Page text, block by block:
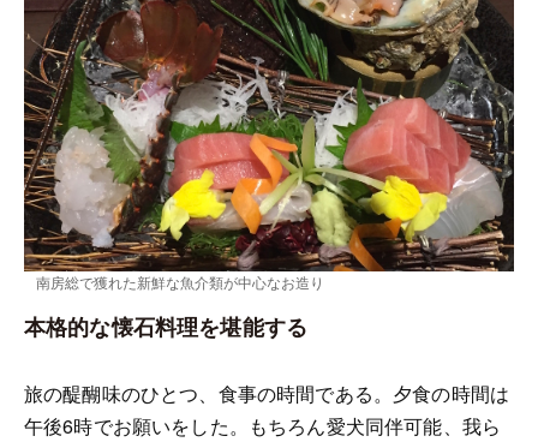
南房総で獲れた新鮮な魚介類が中心なお造り
本格的な懐石料理を堪能する
旅の醍醐味のひとつ、食事の時間である。夕食の時間は
午後6時でお願いをした。もちろん愛犬同伴可能、我ら